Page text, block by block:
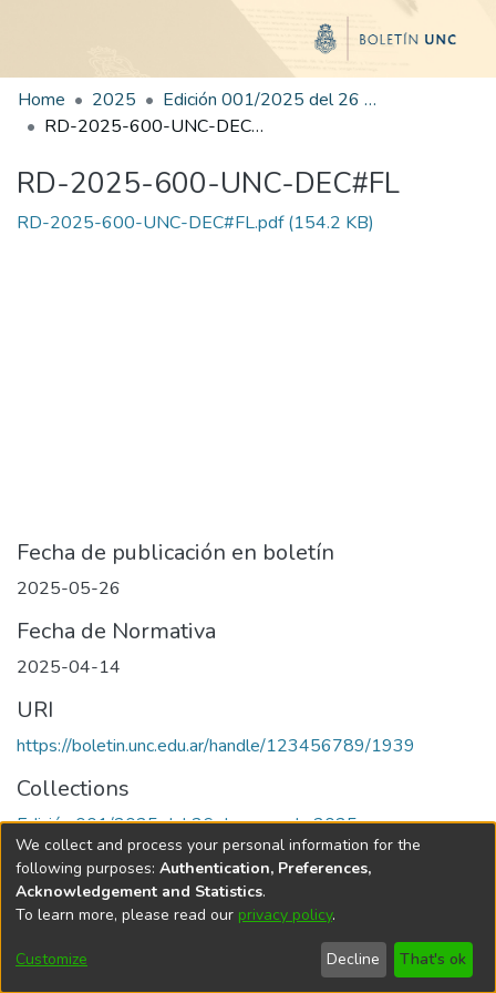
Home 2025
Edición 001/2025 del 26 de mayo de 2025
RD-2025-600-UNC-DEC#FL
RD-2025-600-UNC-DEC#FL
RD-2025-600-UNC-DEC#FL.pdf(154.2 KB)
Fecha de publicación en boletín
2025-05-26
Fecha de Normativa
2025-04-14
URI
https://boletin.unc.edu.ar/handle/123456789/1939
Collections
Edición 001/2025 del 26 de mayo de 2025
Universidad Nacional de Córdoba
We collect and process your personal information for the
following purposes: Authentication, Preferences,
Acknowledgement and Statistics.
To learn more, please read our privacy policy.
Customize Decline That's ok